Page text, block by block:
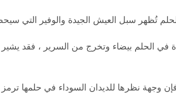
تُظهر سبل العيش الجيدة والوفير التي
في الحلم بيضاء وتخرج من السرير ، فقد
فإن وجهة نظرها للديدان السوداء في حلمها